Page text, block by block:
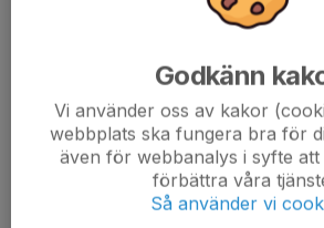
Lagets förtjänst är 28 kr/enkellott (56 kr/
Försäljning av
0 kommentarer
Godkänn
Vi använder oss av kakor
webbplats ska fungera bra för
även för webbanalys i syfte att
förbättra våra
Så använder vi